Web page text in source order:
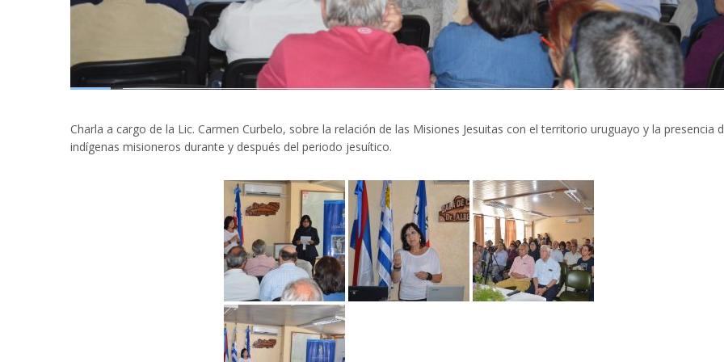
Charla a cargo de la Lic. Carmen Curbelo, sobre la relación de las Misiones Jesuitas con el territorio uruguayo y la presencia
indígenas misioneros durante y después del periodo jesuítico.